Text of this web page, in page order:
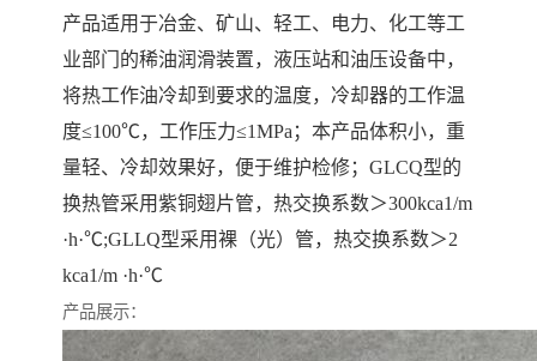
产品适用于冶金、矿山、轻工、电力、化工等工
业部门的稀油润滑装置，液压站和油压设备中，
将热工作油冷却到要求的温度，冷却器的工作温
度≤100℃，工作压力≤1MPa；本产品体积小，重
量轻、冷却效果好，便于维护检修；GLCQ型的
换热管采用紫铜翅片管，热交换系数＞300kca1/m
·h·℃;GLLQ型采用裸（光）管，热交换系数＞2
kca1/m ·h·℃
产品展示：